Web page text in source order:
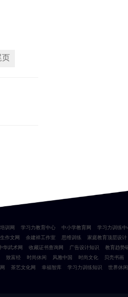
训网 学习力教育中心 中小学教育网 学习力训练
作文网 余建祥工作室 思维训练 家庭教育顶层设计
华武术网 收藏证书查询网 广告设计知识 教育趋势
致富经 时尚休闲 风雅中国 时尚文化 贝壳书画
茶艺文化网 幸福智库 学习力训练知识 世界休